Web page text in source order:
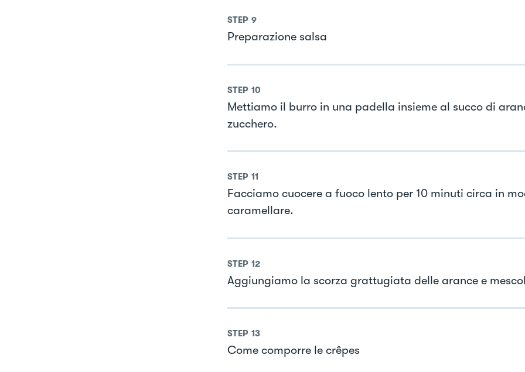
STEP 9
Preparazione salsa
STEP 10
Mettiamo il burro in una padella insieme al succo di
zucchero.
STEP 11
Facciamo cuocere a fuoco lento per 10 minuti circa in
caramellare.
STEP 12
Aggiungiamo la scorza grattugiata delle arance e
STEP 13
Come comporre le crêpes